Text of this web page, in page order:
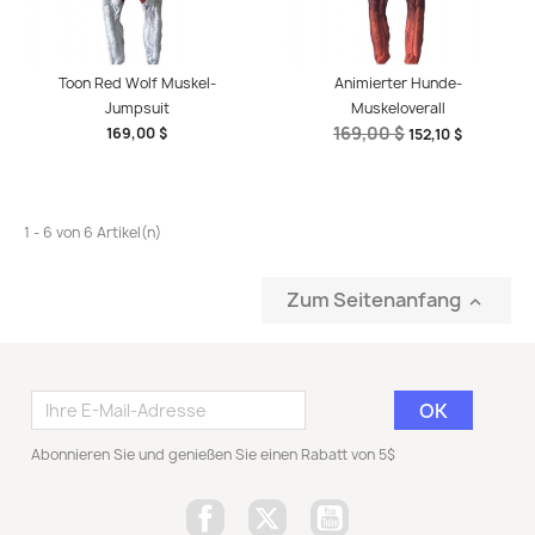
Toon Red Wolf Muskel-
Jumpsuit
169,00 $
Animierter Hunde-
Muskeloverall
169,00 $152,10 $
1 - 6 von 6 Artikel(n)
Zum Seitenanfang 
Abonnieren Sie und genießen Sie einen Rabatt von 5$
Facebook Twitter